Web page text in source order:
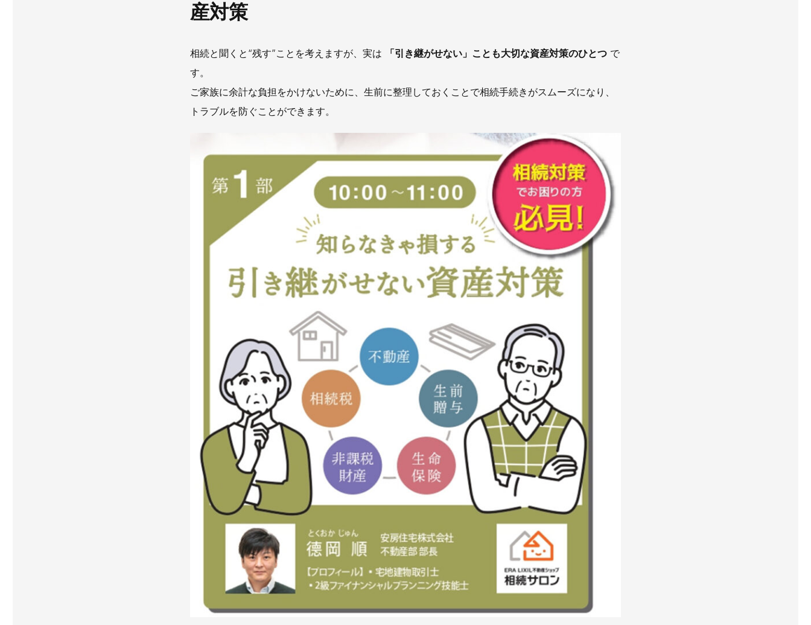
産対策
相続と聞くと“残す”ことを考えますが、実は 「引き継がせない」ことも大切な資産対策のひとつで
す。
ご家族に余計な負担をかけないために、生前に整理しておくことで相続手続きがスムーズになり、
トラブルを防ぐことができます。